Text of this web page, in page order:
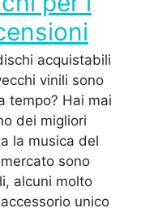
acquistabili
vinili sono
tempo? Hai mai
dei migliori
la musica del
sono
alcuni molto
unico